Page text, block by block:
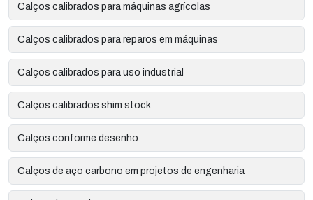
Calços calibrados para máquinas agrícolas
Calços calibrados para reparos em máquinas
Calços calibrados para uso industrial
Calços calibrados shim stock
Calços conforme desenho
Calços de aço carbono em projetos de engenharia